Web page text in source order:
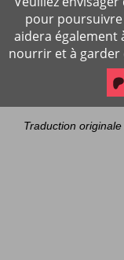
pour poursuivre
aidera également
nourrir et à garder
Traduction